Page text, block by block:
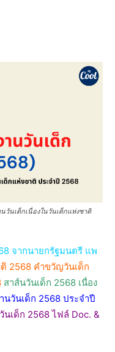
วันเด็กเนื่องในวันเด็กแห่งชาติ
จากนายกรัฐมนตรี แพ
2568 คําขวัญวันเด็ก
สาส์นวันเด็ก 2568 เนื่อง
นวันเด็ก 2568 ประจำปี
นเด็ก 2568 ไฟล์ Doc. &